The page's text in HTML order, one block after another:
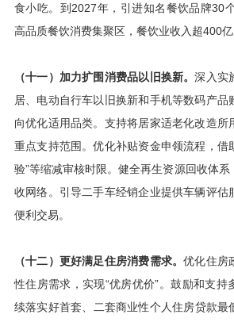
食小吃。到2027年，引进知名餐饮品牌30
高品质餐饮消费集聚区，餐饮业收入超400亿
（十一）加力扩围消费品以旧换新。深入实
居、电动自行车以旧换新和手机等数码产品
向优化适用品类。支持将居家适老化改造所
重点支持范围。优化补贴资金申领流程，借
验”等缩减审核时限。健全再生资源回收体
收网络。引导二手车经销企业提供车辆评估
便利交易。
（十二）更好满足住房消费需求。优化住房
性住房需求，实现“优房优价”。鼓励和支持
续落实好首套、二套商业性个人住房贷款最